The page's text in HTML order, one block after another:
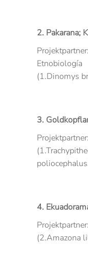
2. Pakarana;
Etnobiología
(1.Dinomys
3.
4.
(2.Amazona